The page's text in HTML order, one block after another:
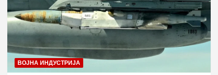
ВОЈНА ИНДУСТРИЈА